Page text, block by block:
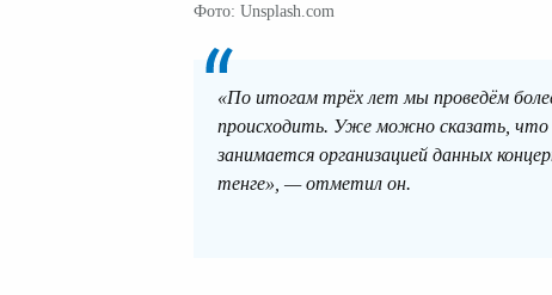
Фото: Unsplash.com
«По итогам трёх лет мы проведём
происходить. Уже можно сказать, что
занимается организацией данных
тенге», — отметил он.